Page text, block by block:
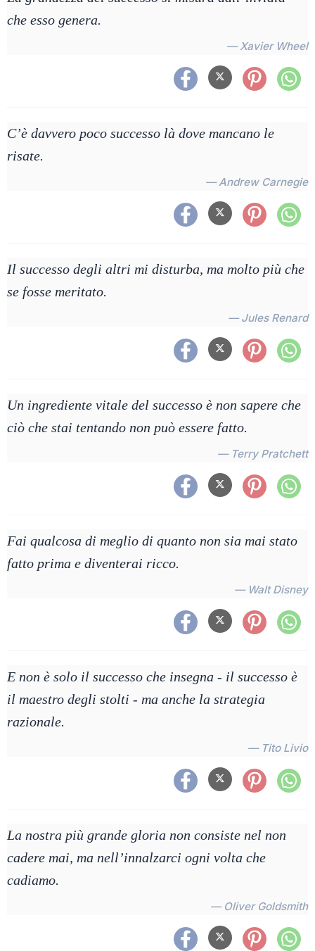
che esso genera.
— Xavier Wheel
C’è davvero poco successo là dove mancano le
risate.
— Andrew Carnegie
Il successo degli altri mi disturba, ma molto più che
se fosse meritato.
— Jules Renard
Un ingrediente vitale del successo è non sapere che
ciò che stai tentando non può essere fatto.
— Terry Pratchett
Fai qualcosa di meglio di quanto non sia mai stato
fatto prima e diventerai ricco.
— Walt Disney
E non è solo il successo che insegna ‐ il successo è
il maestro degli stolti ‐ ma anche la strategia
razionale.
— Tito Livio
La nostra più grande gloria non consiste nel non
cadere mai, ma nell’innalzarci ogni volta che
cadiamo.
— Oliver Goldsmith